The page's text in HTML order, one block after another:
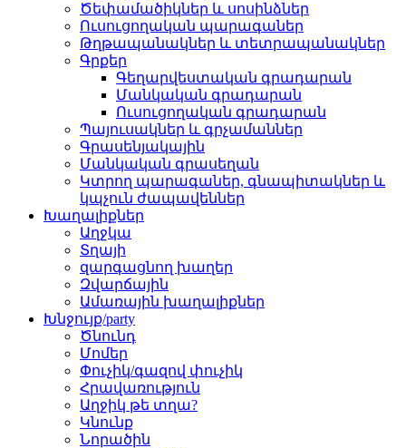
Ծեփամածիկներ և սոսինձներ
Ուսուցողական պարագաներ
Թղթապանակներ և տետրապանակներ
Գրքեր
Գեղարվեստական գրադարան
Մանկական գրադարան
Ուսուցողական գրադարան
Պայուսակներ և գրչամաններ
Գրասենյակային
Մանկական գրասեղան
Կտրող պարագաներ, գնապիտակներ և
կպչուն ժապավեններ
Խաղալիքներ
Աղջկա
Տղայի
զարգացնող խաղեր
Զվարճային
Ամառային խաղալիքներ
Խնջույք/party
Ծնունդ
Մոմեր
Փուչիկ/գազով փուչիկ
Հրավառություն
Աղջիկ թե տղա?
Կնունք
Նորածին